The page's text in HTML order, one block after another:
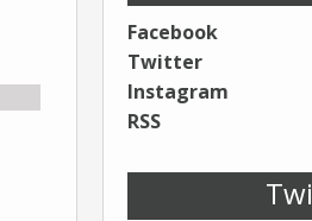
Facebook
Twitter
Instagram
RSS